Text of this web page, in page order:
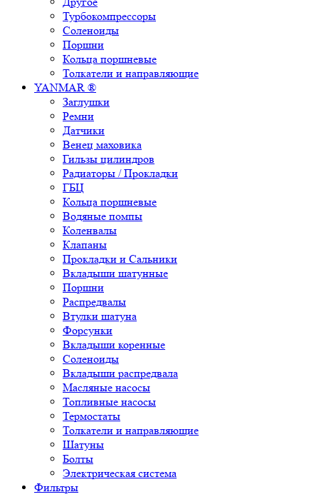
Турбокомпрессоры
Соленоиды
Поршни
Кольца поршневые
Толкатели и направляющие
YANMAR ®
Заглушки
Ремни
Датчики
Венец маховика
Гильзы цилиндров
Радиаторы / Прокладки
ГБЦ
Кольца поршневые
Водяные помпы
Коленвалы
Клапаны
Прокладки и Сальники
Вкладыши шатунные
Поршни
Распредвалы
Втулки шатуна
Форсунки
Вкладыши коренные
Соленоиды
Вкладыши распредвала
Масляные насосы
Топливные насосы
Термостаты
Толкатели и направляющие
Шатуны
Болты
Электрическая система
Фильтры